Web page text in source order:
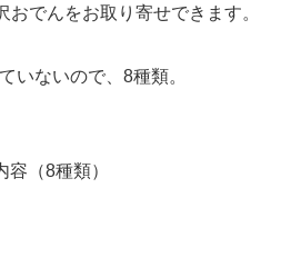
でんをお取り寄せできます。
いないので、8種類。
（8種類）